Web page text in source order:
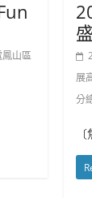
鳳山區
展
分